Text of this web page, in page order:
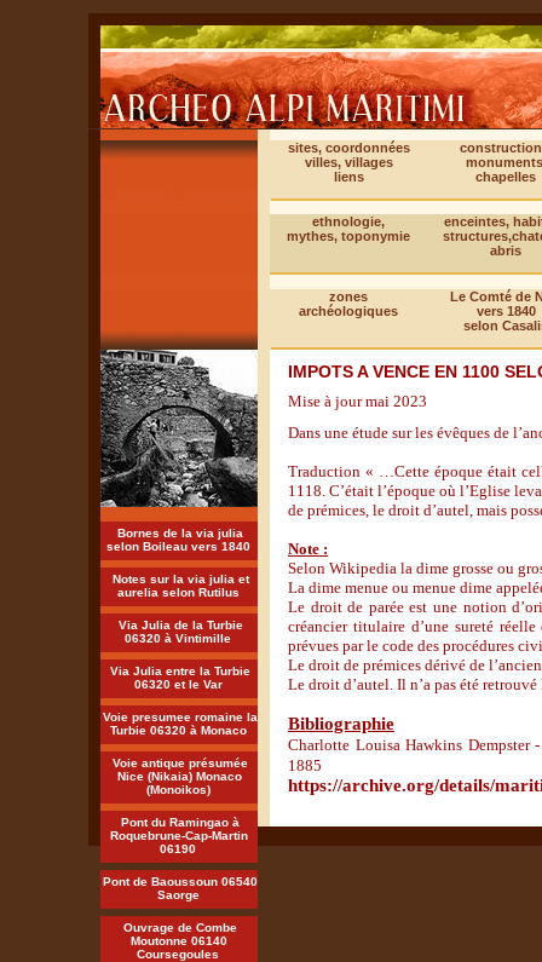
sites, coordonnées
villes, villages
liens
chapelles
ethnologie,
mythes, toponymie
enceintes,
abris
zones
archéologiques
Le Comté de
vers 1840
selon
Bornes de la via julia
selon Boileau vers 1840
Notes sur la via julia et
aurelia selon Rutilus
Via Julia de la Turbie
06320 à Vintimille
Via Julia entre la Turbie
06320 et le Var
Voie presumee romaine la
Turbie 06320 à Monaco
Voie antique présumée
Nice (Nikaia) Monaco
(Monoikos)
Pont du Ramingao à
Roquebrune-Cap-Martin
06190
Pont de Baoussoun 06540
Saorge
Ouvrage de Combe
Moutonne 06140
Coursegoules
IMPOTS A VENCE EN 1100
Mise à jour mai 2023
Dans une étude sur les évêques de
Traduction « …Cette époque était
1118. C’était l’époque où l’Eglise
de prémices, le droit d’autel, mais
Note :
Selon Wikipedia la dime grosse ou
La dime menue ou menue dime
Le droit de parée est une notion
créancier titulaire d’une sureté
prévues par le code des procédures
Le droit de prémices dérivé de
Le droit d’autel. Il n’a pas été
Bibliographie
Charlotte Louisa Hawkins Dempster
1885
https://archive.org/details/